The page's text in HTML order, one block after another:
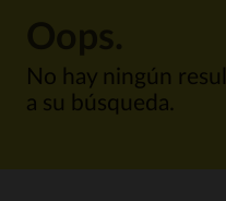
No hay ningún
a su búsqueda.